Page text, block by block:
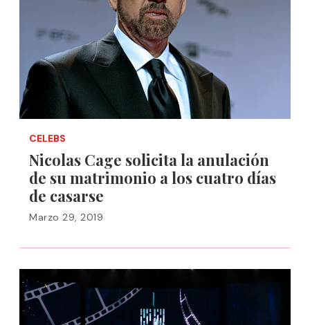
CELEBS
Nicolas Cage solicita la anulación
de su matrimonio a los cuatro días
de casarse
Marzo 29, 2019